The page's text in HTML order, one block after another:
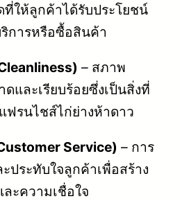
ให้ลูกค้าได้รับประโยชน์
การหรือซื้อสินค้า
– สภาพ
และเรียบร้อยซึ่งเป็นสิ่งที่
ฟรนไชส์ไก่ย่างห้าดาว
Service) – การ
ประทับใจลูกค้าเพื่อสร้าง
ะความเชื่อใจ